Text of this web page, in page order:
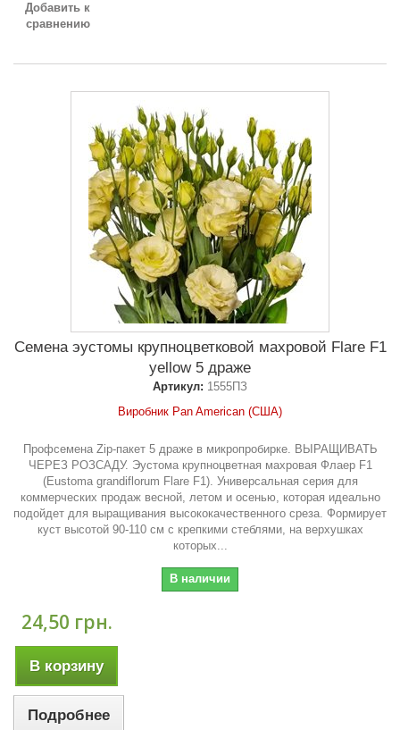
Добавить к
сравнению
Семена эустомы крупноцветковой махровой Flare F1
yellow 5 драже
Артикул: 1555ПЗ
Виробник Pan American (США)
Профсемена Zip-пакет 5 драже в микропробирке. ВЫРАЩИВАТЬ
ЧЕРЕЗ РОЗСАДУ. Эустома крупноцветная махровая Флаер F1
(Eustoma grandiflorum Flare F1). Универсальная серия для
коммерческих продаж весной, летом и осенью, которая идеально
подойдет для выращивания высококачественного среза. Формирует
куст высотой 90-110 см с крепкими стеблями, на верхушках
которых...
В наличии
24,50 грн.
В корзину
Подробнее